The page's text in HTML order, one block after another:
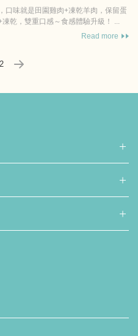
口味就是田園雞肉+凍乾羊肉，保留蛋
Read more
2